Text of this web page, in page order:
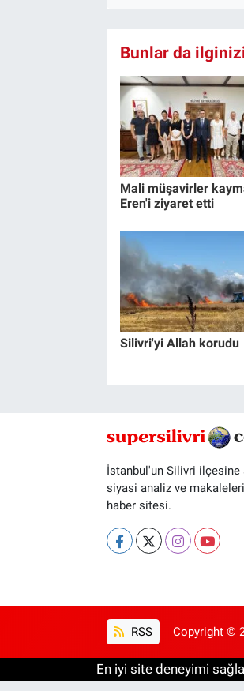
Bunlar da
Mali müşavirler
Eren'i ziyaret etti
Silivri'yi Allah korudu
İstanbul'un Silivri ilçesine
siyasi analiz ve
haber sitesi.
RSS Copyright ©
En iyi site deneyimi